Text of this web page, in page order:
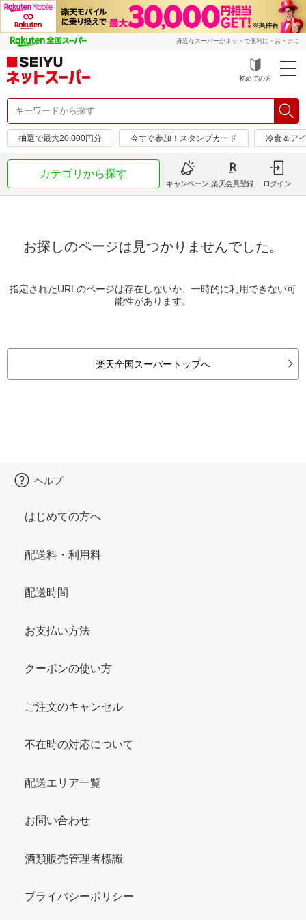
身近なスーパーがネットで便利に・おトクに
初めての方
抽選で最大20,000円分 今すぐ参加！スタンプカード 冷食＆ア
カテゴリから探す
キャンペーン 楽天会員登録 ログイン
お探しのページは見つかりませんでした。
指定されたURLのページは存在しないか、一時的に利用できない可
能性があります。
楽天全国スーパートップへ
ヘルプ
はじめての方へ
配送料・利用料
配送時間
お支払い方法
クーポンの使い方
ご注文のキャンセル
不在時の対応について
配送エリア一覧
お問い合わせ
酒類販売管理者標識
プライバシーポリシー